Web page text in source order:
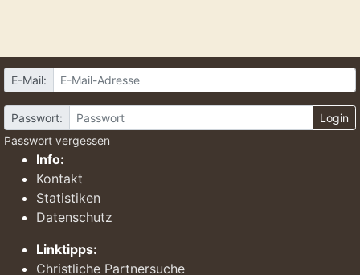
E-Mail:
Passwort:
Login
Passwort vergessen
Info:
Kontakt
Statistiken
Datenschutz
Linktipps:
Christliche Partnersuche